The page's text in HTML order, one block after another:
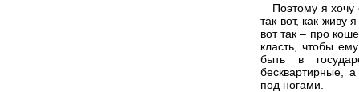
Поэтому я хочу
так вот, как живу
вот так – про
класть, чтобы
быть в
бесквартирные,
под ногами.